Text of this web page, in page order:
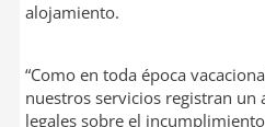
alojamiento.
“Como en toda época
nuestros servicios registran un
legales sobre el